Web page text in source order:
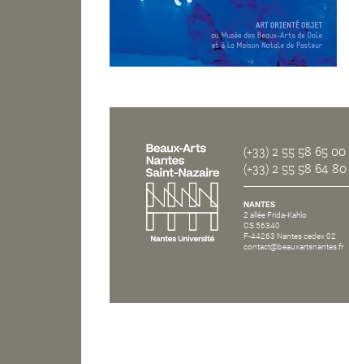
(+33) 2 55 58 65 00
(+33) 2 55 58 64 80
NANTES
2 allée Frida-Kahlo
CS 56340
F-44263 Nantes cedex 02
contact@beauxartsnantes.fr